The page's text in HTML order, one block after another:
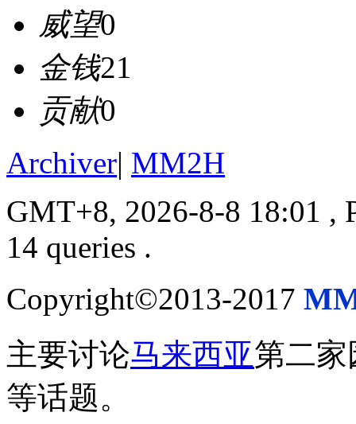
威望0
金钱21
贡献0
Archiver| MM2H
GMT+8, 2026-8-8 18:01 ,
14 queries .
Copyright©2013-2017
主要讨论马来西亚第二
等话题。